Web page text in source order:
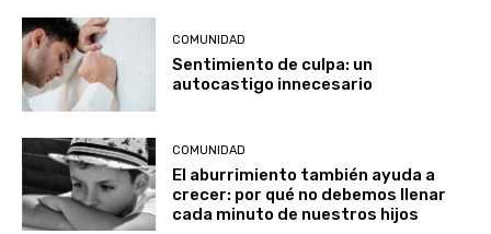
COMUNIDAD
Sentimiento de culpa: un
autocastigo innecesario
COMUNIDAD
El aburrimiento también ayuda a
crecer: por qué no debemos llenar
cada minuto de nuestros hijos